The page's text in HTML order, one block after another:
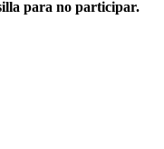
para no participar.